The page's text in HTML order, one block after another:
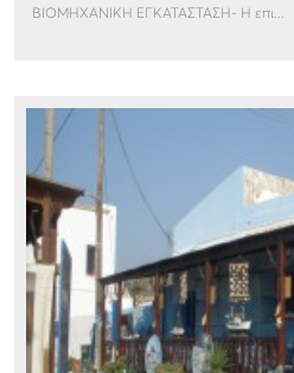
ΒΙΟΜΗΧΑΝΙΚΗ ΕΓΚΑΤΑΣΤΑΣΗ- Η επι...